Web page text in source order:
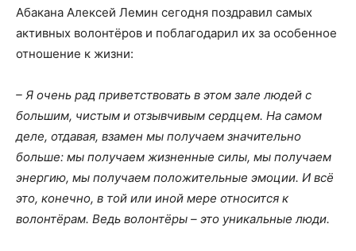
Абакана Алексей Лемин сегодня поздравил самых
активных волонтёров и поблагодарил их за особенное
отношение к жизни:
– Я очень рад приветствовать в этом зале людей с
большим, чистым и отзывчивым сердцем. На самом
деле, отдавая, взамен мы получаем значительно
больше: мы получаем жизненные силы, мы получаем
энергию, мы получаем положительные эмоции. И всё
это, конечно, в той или иной мере относится к
волонтёрам. Ведь волонтёры – это уникальные люди.